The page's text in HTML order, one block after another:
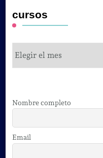
cursos
Nombre completo
Email